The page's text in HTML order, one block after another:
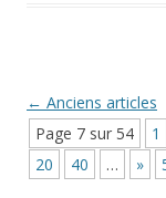
Navigation Article
← Anciens articles
Page 7 sur 54
1
20
40 … »